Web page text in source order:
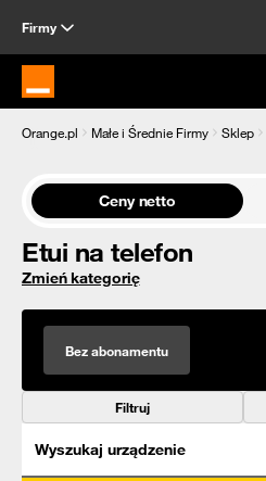
Firmy
Strona główna Orange.pl
Orange.pl Małe i Średnie Firmy Sklep
Ceny netto
Etui na telefon
Zmień kategorię
Bez abonamentu
Filtruj
Wyszukaj urządzenie